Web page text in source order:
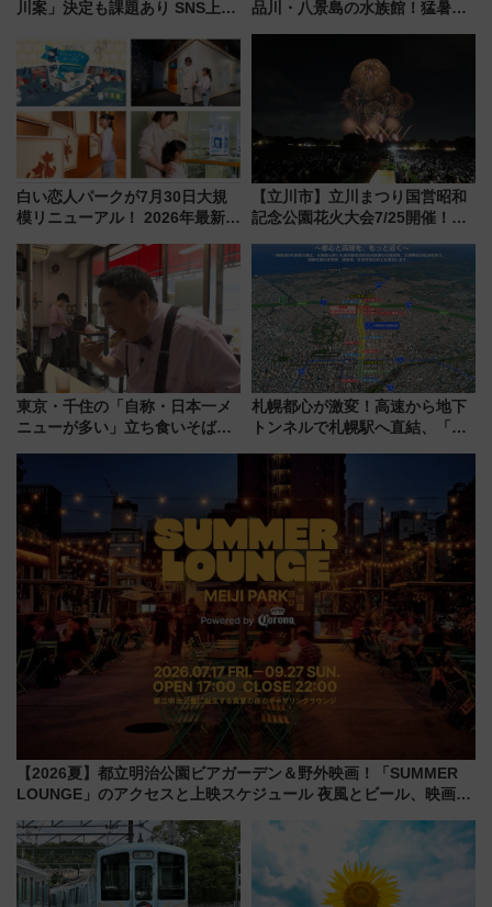
川案」決定も課題あり SNS上の
品川・八景島の水族館！猛暑を
白い恋人パークが7月30日大規
模リニューアル！ 2026年最新の
と料金・アクセスを徹底解説
（札幌市）
【立川市】立川まつり国営昭和
記念公園花火大会7/25開催！
混雑に要注意、その理由は
東京・千住の「自称・日本一メ
ニューが多い」立ち食いそば屋
地のふらっと立ち食いそば』
7/27夜10時～放送
札幌都心が激変！高速から地下
トンネルで札幌駅へ直結、「創
から本格着工、延長4.8km整備
事業の全貌
【2026夏】都立明治公園ビアガーデン＆野外映画！「SUMMER
LOUNGE」のアクセスと上映スケジュール 夜風とビール、映画を